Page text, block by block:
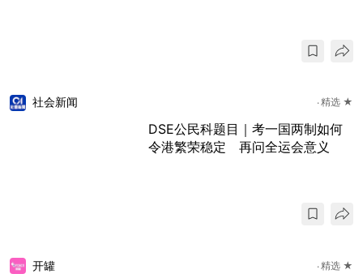
社会新闻 精选 ★
DSE公民科题目｜考一国两制如何
令港繁荣稳定 再问全运会意义
开罐 精选 ★